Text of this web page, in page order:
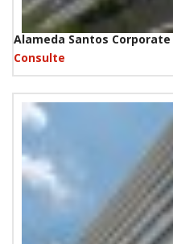
Alameda Santos
Consulte